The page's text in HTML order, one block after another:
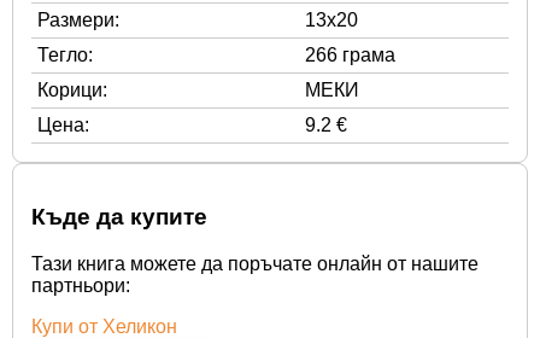
Размери:
13x20
Тегло:
266 грама
Корици:
МЕКИ
Цена:
9.2 €
Къде да купите
Тази книга можете да поръчате онлайн от нашите
партньори:
Купи от Хеликон